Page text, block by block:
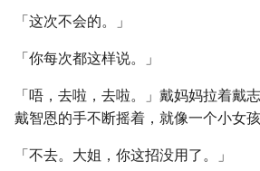
「这次不会的。」
「你每次都这样说。」
「唔，去啦，去啦。」戴妈妈拉着戴
戴智恩的手不断摇着，就像一个小女
「不去。大姐，你这招没用了。」